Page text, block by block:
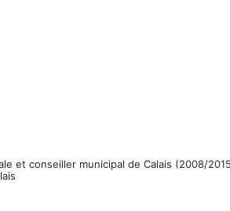
et conseiller municipal de Calais (2008/